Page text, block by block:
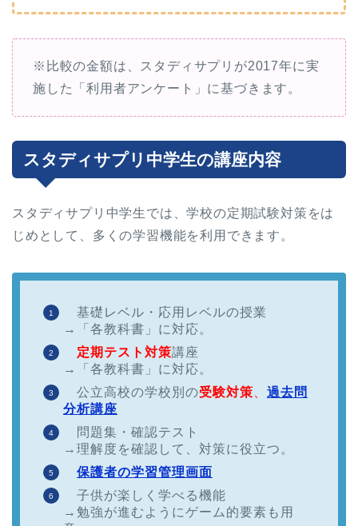
※比較の金額は、スタディサプリが2017年に実
施した「利用者アンケート」に基づきます。
スタディサプリ中学生の講座内容
スタディサプリ中学生では、学校の定期試験対策をは
じめとして、多くの学習機能を利用できます。
基礎レベル・応用レベルの授業
→「各教科書」に対応。
定期テスト対策講座
→「各教科書」に対応。
公立高校の学校別の受験対策
過去問
分析講座
問題集・確認テスト
→理解度を確認して、対策に役立つ。
保護者の学習管理画面
子供が楽しく学べる機能
→勉強が進むようにゲーム的要素も用